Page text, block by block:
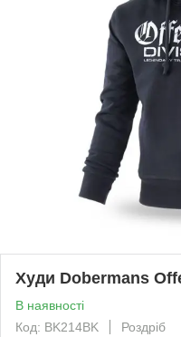
Худи Dobermans
В наявності
Код: BK214BK
Роздріб